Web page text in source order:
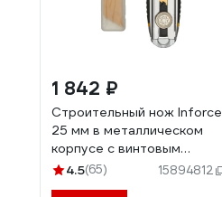
1 842 ₽
Строительный нож Inforce
25 мм в металлическом
корпусе с винтовым
зажимом 06-02-13
4.5(65) 15894812